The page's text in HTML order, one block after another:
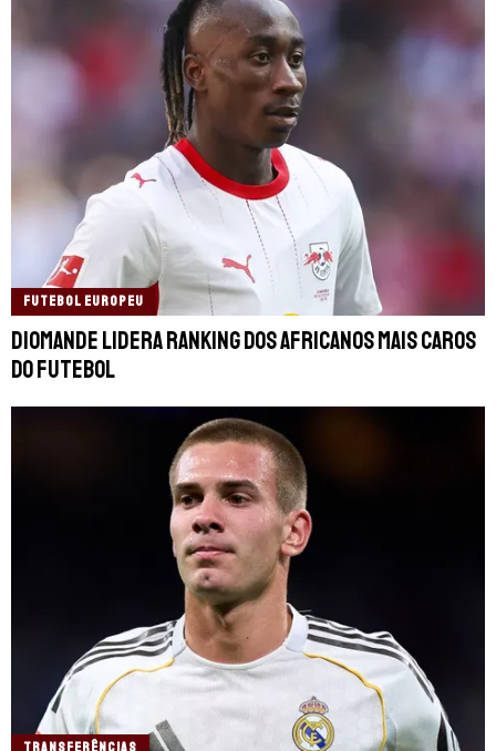
FUTEBOL EUROPEU
Diomande lidera ranking dos africanos mais caros
do futebol
TRANSFERÊNCIAS